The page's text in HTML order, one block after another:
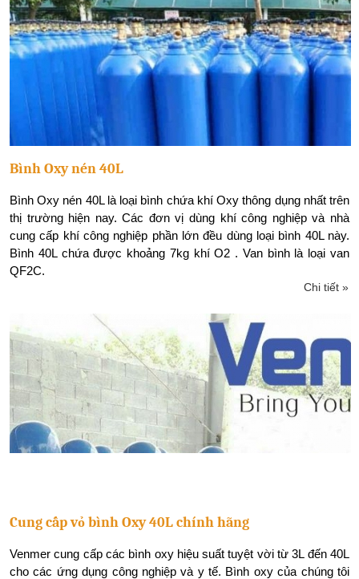
Bình Oxy nén 40L
Bình Oxy nén 40L là loại bình chứa khí Oxy thông dụng nhất trên
thị trường hiện nay. Các đơn vị dùng khí công nghiệp và nhà
cung cấp khí công nghiệp phần lớn đều dùng loại bình 40L này.
Bình 40L chứa được khoảng 7kg khí O2 . Van bình là loại van
QF2C.
Chi tiết »
Cung cấp vỏ bình Oxy 40L chính hãng
Venmer cung cấp các bình oxy hiệu suất tuyệt vời từ 3L đến 40L
cho các ứng dụng công nghiệp và y tế. Bình oxy của chúng tôi